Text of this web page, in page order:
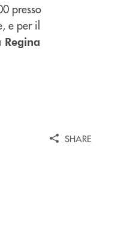
presso
e per il
Regina
SHARE